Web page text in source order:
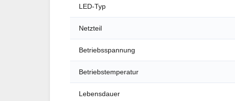
LED-Typ
Netzteil
Betriebsspannung
Betriebstemperatur
Lebensdauer